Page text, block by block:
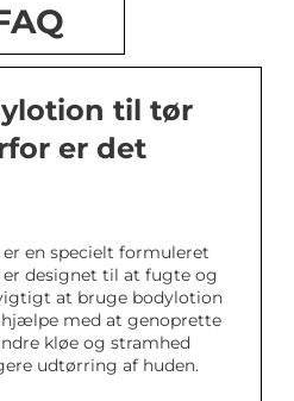
til tør
er det
en specielt formuleret
designet til at fugte og
at bruge bodylotion
med at genoprette
kløe og stramhed
udtørring af huden.